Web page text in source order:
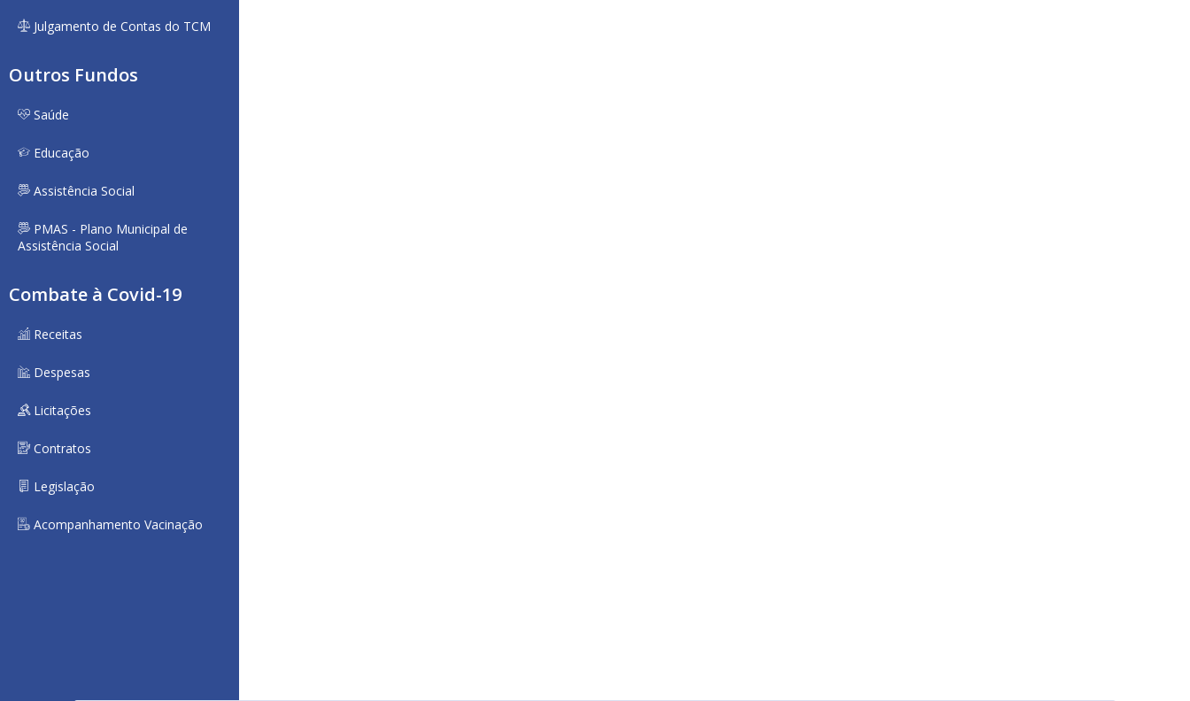
Julgamento de Contas do TCM
Outros Fundos
Saúde
Educação
Assistência Social
PMAS - Plano Municipal de
Assistência Social
Combate à Covid-19
Receitas
Despesas
Licitações
Contratos
Legislação
Acompanhamento Vacinação